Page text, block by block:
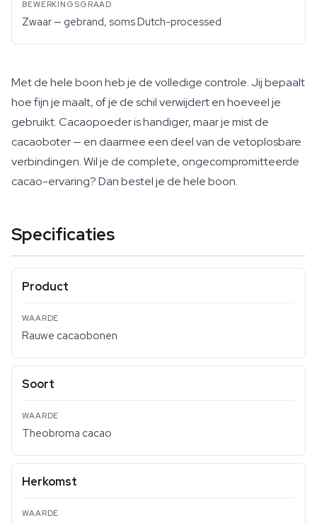
Zwaar — gebrand, soms Dutch-processed
Met de hele boon heb je de volledige controle. Jij bepaalt
hoe fijn je maalt, of je de schil verwijdert en hoeveel je
gebruikt. Cacaopoeder is handiger, maar je mist de
cacaoboter — en daarmee een deel van de vetoplosbare
verbindingen. Wil je de complete, ongecompromitteerde
cacao-ervaring? Dan bestel je de hele boon.
Specificaties
Product
Rauwe cacaobonen
Soort
Theobroma cacao
Herkomst